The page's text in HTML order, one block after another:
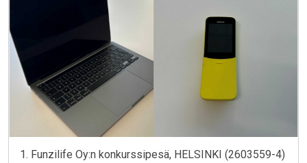
1. Funzilife Oy:n konkurssipesä, HELSINKI (2603559-4)